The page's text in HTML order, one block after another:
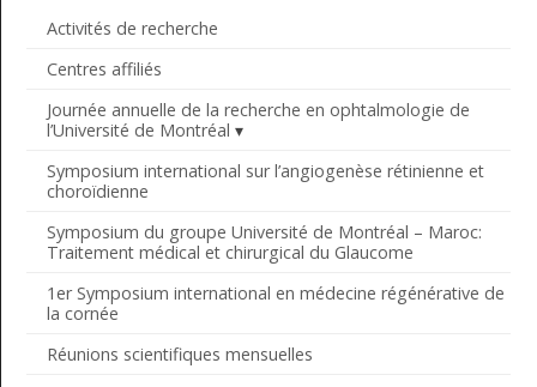
Activités de recherche
Centres affiliés
Journée annuelle de la recherche en ophtalmologie de
l’Université de Montréal
Symposium international sur l’angiogenèse rétinienne et
choroïdienne
Symposium du groupe Université de Montréal – Maroc:
Traitement médical et chirurgical du Glaucome
1er Symposium international en médecine régénérative de
la cornée
Réunions scientifiques mensuelles